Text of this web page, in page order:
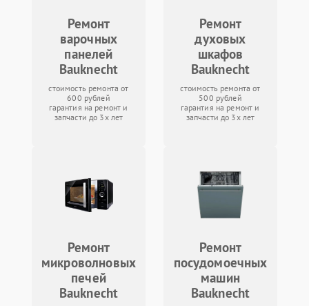
Ремонт
варочных
панелей
Bauknecht
стоимость ремонта от
600 рублей
гарантия на ремонт и
запчасти до 3х лет
Ремонт
духовых
шкафов
Bauknecht
стоимость ремонта от
500 рублей
гарантия на ремонт и
запчасти до 3х лет
Ремонт
микроволновых
печей
Bauknecht
Ремонт
посудомоечных
машин
Bauknecht